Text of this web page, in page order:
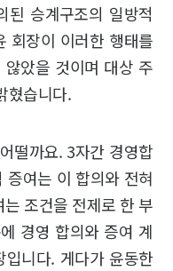
된 승계구조의 일방적
회장이 이러한 행태를
았을 것이며 대상 주
혔습니다.
떨까요. 3자간 경영합
여는 이 합의와 전혀
조건을 전제로 한 부
경영 합의와 증여 계
니다. 게다가 윤동한